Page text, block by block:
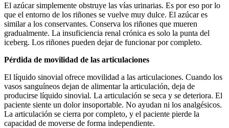
El azúcar simplemente obstruye las vías urinarias. Es por eso por lo
que el entorno de los riñones se vuelve muy dulce. El azúcar es
similar a los conservantes. Conserva los riñones que mueren
gradualmente. La insuficiencia renal crónica es solo la punta del
iceberg. Los riñones pueden dejar de funcionar por completo.
Pérdida de movilidad de las articulaciones
El líquido sinovial ofrece movilidad a las articulaciones. Cuando los
vasos sanguíneos dejan de alimentar la articulación, deja de
producirse líquido sinovial. La articulación se seca y se deteriora. El
paciente siente un dolor insoportable. No ayudan ni los analgésicos.
La articulación se cierra por completo, y el paciente pierde la
capacidad de moverse de forma independiente.